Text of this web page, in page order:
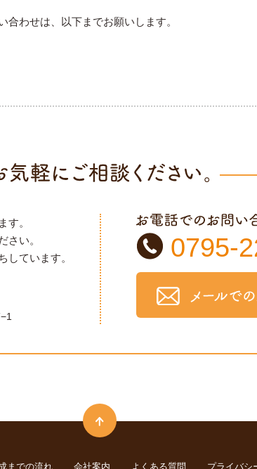
わせは、以下までお願いします。
す。
さい。
しています。
0795-
までの流れ 会社案内 よくある質問 プライバシ